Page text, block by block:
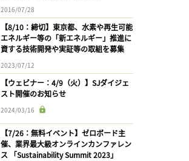
2016/07/28
【8/10：締切】東京都、水素や再生可能
エネルギー等の「新エネルギー」推進に
資する技術開発や実証等の取組を募集
2023/07/12
【ウェビナー：4/9（火）】SJダイジェ
スト開催のお知らせ
2024/03/16
【7/26：無料イベント】ゼロボード主
催、業界最大級オンラインカンファレン
ス 「Sustainability Summit 2023」